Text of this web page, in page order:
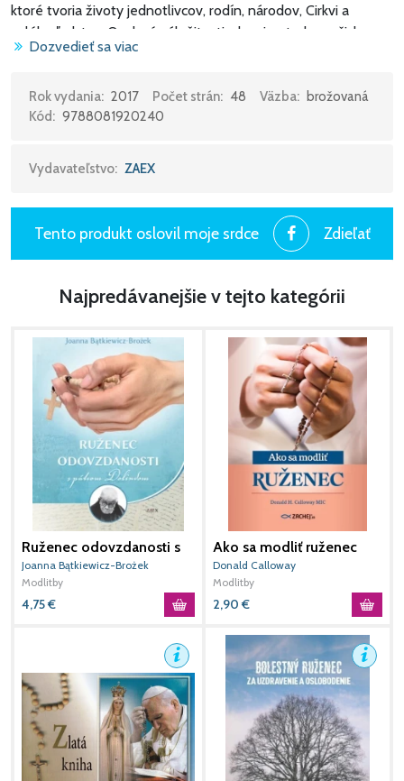
ktoré tvoria životy jednotlivcov, rodín, národov, Cirkvi a
celého ľudstva. Osobné záležitosti, ako aj potreby našich
blížnych, hlavne tých najbližších, ktorí sú nám najdrahší. Tak
svätý Ján Pavol II
Dozvedieť sa viac
Rok vydania: 2017 Počet strán: 48 Väzba: brožovaná
Kód: 9788081920240
Vydavateľstvo: ZAEX
Tento produkt oslovil moje srdce Zdieľať
Najpredávanejšie v tejto kategórii
Ruženec odovzdanosti s
pátrom Dolindom (2.
vydanie)
Joanna Bątkiewicz-Brożek
Modlitby
4,75€
Ako sa modliť ruženec
Donald Calloway
Modlitby
2,90 €